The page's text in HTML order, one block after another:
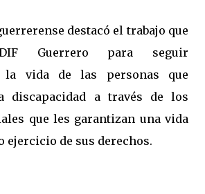
destacó el trabajo que
Guerrero para seguir
la vida de las personas que
discapacidad a través de los
que les garantizan una vida
ejercicio de sus derechos.